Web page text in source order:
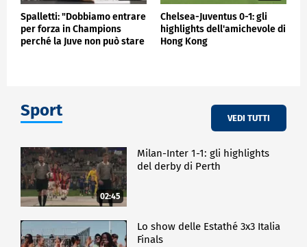
Spalletti: "Dobbiamo entrare
per forza in Champions
perché la Juve non può stare
Chelsea-Juventus 0-1: gli
highlights dell'amichevole di
Hong Kong
Sport VEDI TUTTI
02:45
Milan-Inter 1-1: gli highlights
del derby di Perth
Lo show delle Estathé 3x3 Italia
Finals